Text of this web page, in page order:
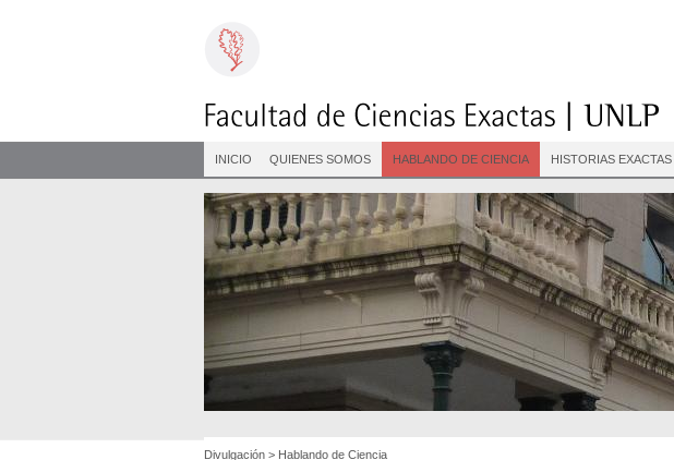
INICIO QUIENES SOMOS HABLANDO DE CIENCIA HISTORIAS EXACTAS
Divulgación > Hablando de Ciencia